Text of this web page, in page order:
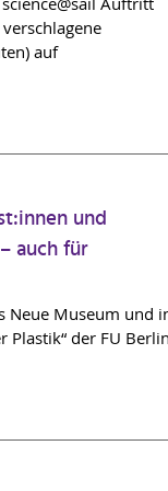
auf
und
auch für
Neue Museum und
Plastik“ der FU Berlin